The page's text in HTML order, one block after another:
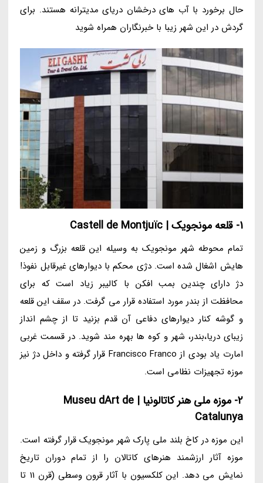
حال برخورد با آب های درخشان دریای مدیترانه هستند. برای
گردش در این شهر زیبا با خبرنگاران همراه شوید
1- قلعه مونجویک | Castell de Montjuïc
تمام محوطه شهر مونجویک به وسیله این قلعه بزرگ و زمین
هایش اشغال شده است. دژی محکم با دیوارهای غیرقابل نفوذ!
دژ دارای چندین بمب افکن با کالیبر زیاد است که برای
محافظت از بندر مورد استفاده قرار می گرفت. در سقف این قلعه
و گوشه کنار دیوارهای دفاعی آن قدم بزنید تا از چشم انداز
زیبای دریا،بندر، شهر و کوه ها بهره مند شوید. در قسمت غربی
امارت یاد بودی از Francisco Franco قرار گرفته و داخل دژ نیز
موزه تجهیزات نظامی است.
2- موزه ملی هنر کاتالونیا | Museu dArt de
Catalunya
این موزه در کاخ بلند ملی پارک شهر مونجویک قرار گرفته است.
موزه آثار ارزشمند هنرهای کاتالان را از تمام دوران تاریخ
نمایش می دهد. این کلکسیون با آثار قرون وسطی (قرن 11 تا